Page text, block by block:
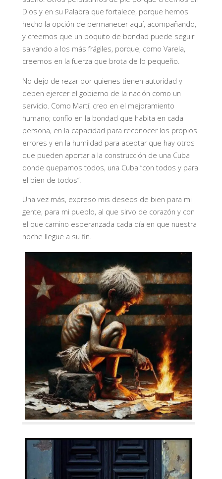
Dios y en su Palabra que fortalece, porque hemos
hecho la opción de permanecer aquí, acompañando,
y creemos que un poquito de bondad puede seguir
salvando a los más frágiles, porque, como Varela,
creemos en la fuerza que brota de lo pequeño.
No dejo de rezar por quienes tienen autoridad y
deben ejercer el gobierno de la nación como un
servicio. Como Martí, creo en el mejoramiento
humano; confío en la bondad que habita en cada
persona, en la capacidad para reconocer los propios
errores y en la humildad para aceptar que hay otros
que pueden aportar a la construcción de una Cuba
donde quepamos todos, una Cuba “con todos y para
el bien de todos”.
Una vez más, expreso mis deseos de bien para mi
gente, para mi pueblo, al que sirvo de corazón y con
el que camino esperanzada cada día en que nuestra
noche llegue a su fin.